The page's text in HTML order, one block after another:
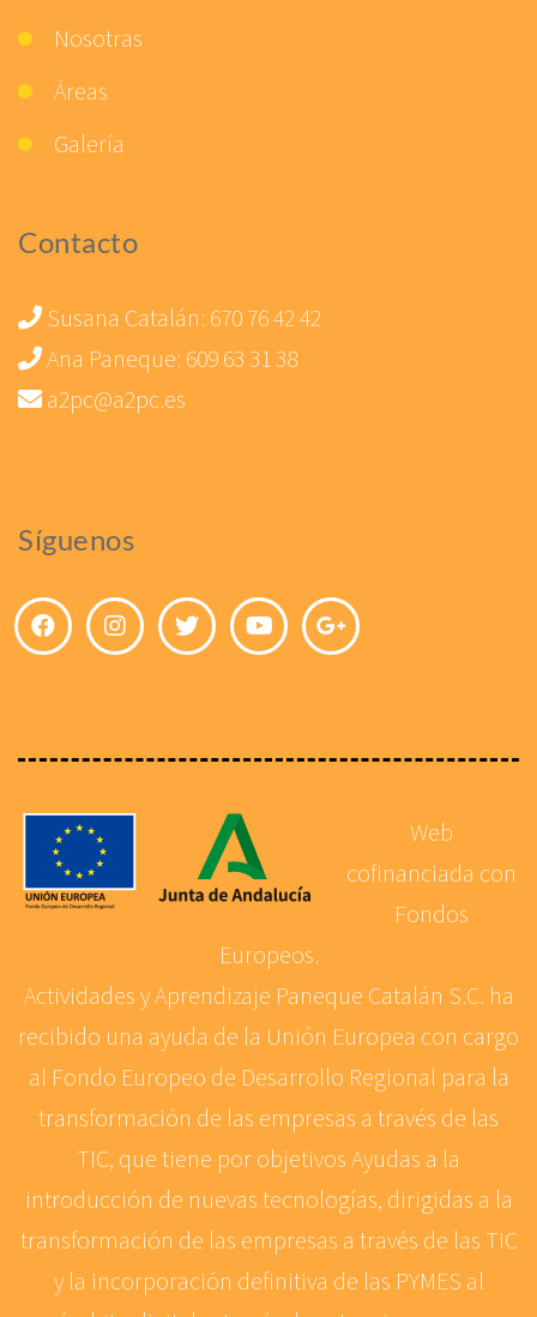
Nosotras
Áreas
Galería
Contacto
Susana Catalán: 670 76 42 42
Ana Paneque: 609 63 31 38
a2pc@a2pc.es
Síguenos
Web
cofinanciada con
Fondos
Europeos.
Actividades y Aprendizaje Paneque Catalán S.C. ha
recibido una ayuda de la Unión Europea con cargo
al Fondo Europeo de Desarrollo Regional para la
transformación de las empresas a través de las
TIC, que tiene por objetivos Ayudas a la
introducción de nuevas tecnologías, dirigidas a la
transformación de las empresas a través de las TIC
y la incorporación definitiva de las PYMES al